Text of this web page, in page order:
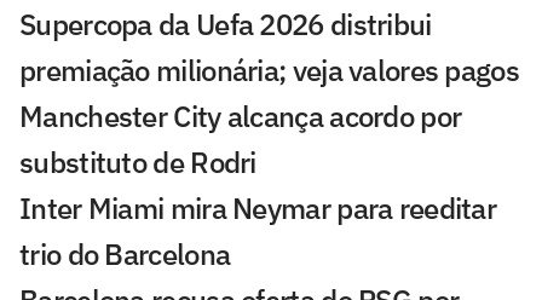
Supercopa da Uefa 2026 distribui
premiação milionária; veja valores pagos
Manchester City alcança acordo por
substituto de Rodri
Inter Miami mira Neymar para reeditar
trio do Barcelona